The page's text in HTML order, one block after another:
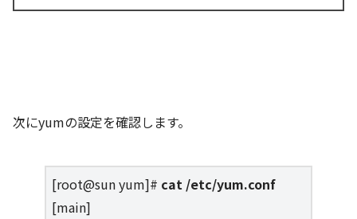
次にyumの設定を確認します。
[root@sun yum]# cat /etc/yum.conf
[main]